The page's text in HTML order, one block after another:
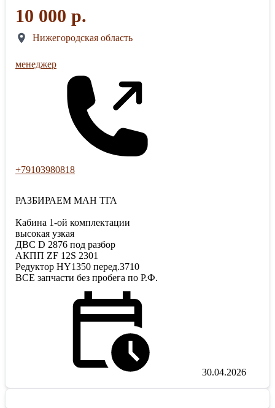
10 000 р.
Нижегородская область
менеджер
+79103980818
РАЗБИРАЕМ МАН ТГА
Кабина 1-ой комплектации
высокая узкая
ДВС D 2876 под разбор
АКПП ZF 12S 2301
Редуктор HY1350 перед.3710
ВСЕ запчасти без пробега по Р.Ф.
30.04.2026